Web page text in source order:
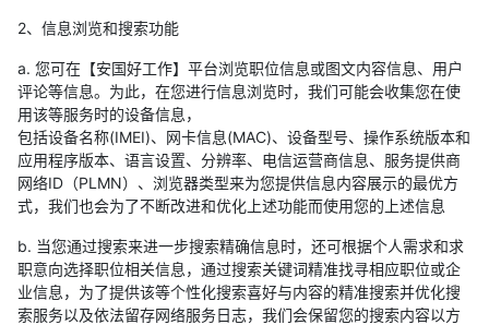
2、信息浏览和搜索功能
a. 您可在【安国好工作】平台浏览职位信息或图文内容信息、用户
评论等信息。为此，在您进行信息浏览时，我们可能会收集您在使
用该等服务时的设备信息，
包括设备名称(IMEI)、网卡信息(MAC)、设备型号、操作系统版本和
应用程序版本、语言设置、分辨率、电信运营商信息、服务提供商
网络ID（PLMN）、浏览器类型来为您提供信息内容展示的最优方
式，我们也会为了不断改进和优化上述功能而使用您的上述信息
b. 当您通过搜索来进一步搜索精确信息时，还可根据个人需求和求
职意向选择职位相关信息，通过搜索关键词精准找寻相应职位或企
业信息，为了提供该等个性化搜索喜好与内容的精准搜索并优化搜
索服务以及依法留存网络服务日志，我们会保留您的搜索内容以方